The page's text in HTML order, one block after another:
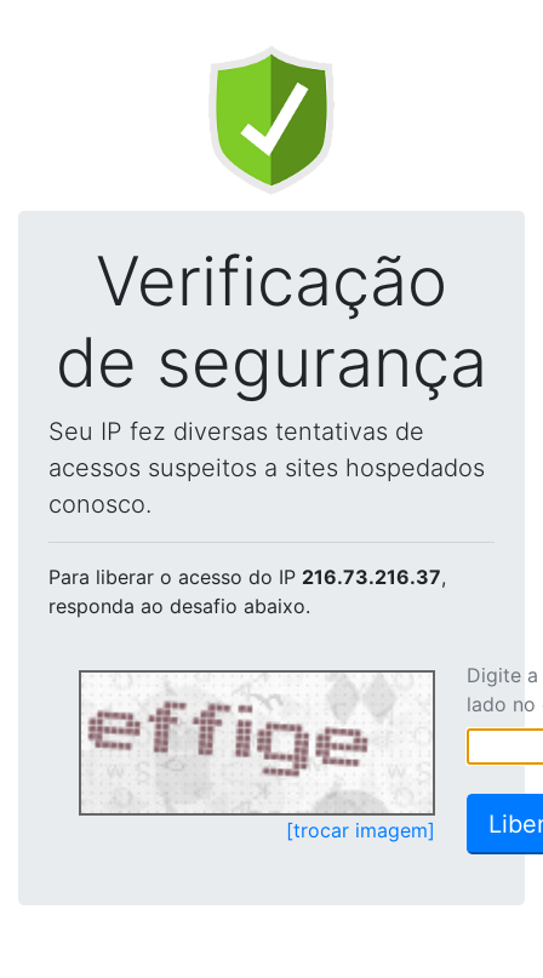
Verificação
de segurança
Seu IP fez diversas tentativas de
acessos suspeitos a sites hospedados
conosco.
Para liberar o acesso do IP 216.73.216.37,
responda ao desafio abaixo.
[trocar imagem]
Digite
lado no